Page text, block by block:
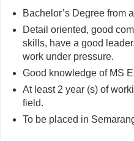
Bachelor’s Degree from
Detail oriented, good
skills, have a good
work under pressure.
Good knowledge of MS
At least 2 year (s) of
field.
To be placed in